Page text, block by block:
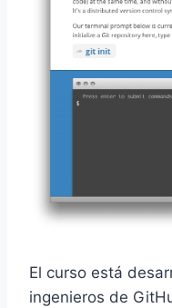
El curso está
ingenieros de